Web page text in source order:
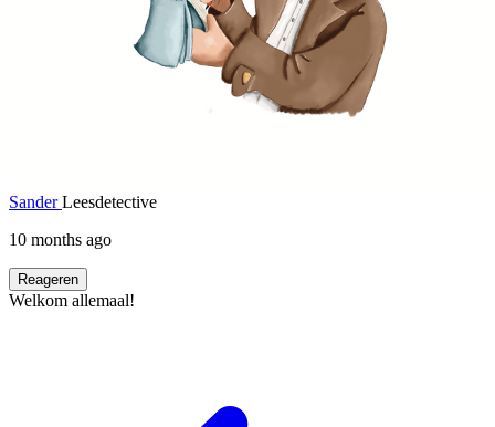
SanderLeesdetective
10 months ago
Reageren
Welkom allemaal!